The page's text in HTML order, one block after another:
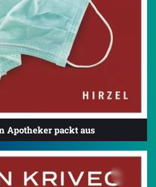
Apotheker packt aus